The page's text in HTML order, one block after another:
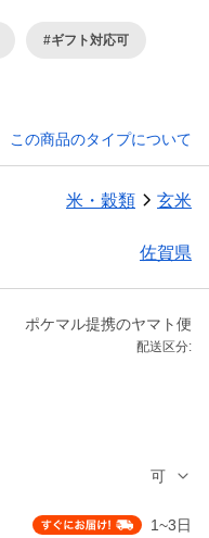
#ギフト対応可
この商品のタイプについて
米・穀類 玄米
佐賀県
ポケマル提携のヤマト便
配送区分:
可
1~3日